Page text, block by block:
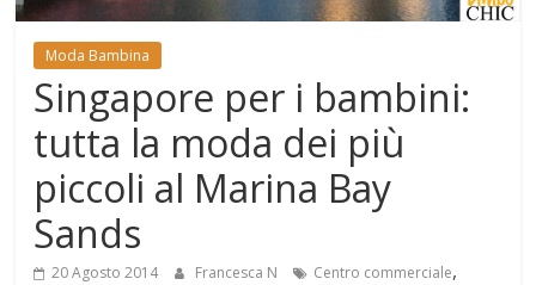
Mondo
Moda Bambina
Singapore per i bambini:
tutta la moda dei più
piccoli al Marina Bay
Sands
20 Agosto 2014 Francesca N Centro commerciale,